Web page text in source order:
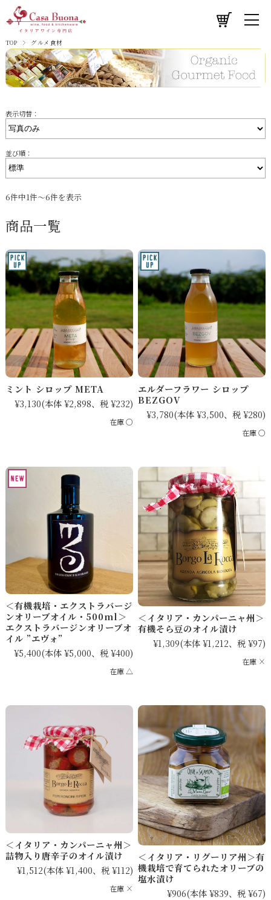
TOP グルメ食材
表示切替：
並び順：
6件中1件～6件を表示
商品一覧
ミント シロップ META
¥3,130(本体 ¥2,898、税 ¥232)
在庫 ○
エルダーフラワー シロップ
BEZGOV
¥3,780(本体 ¥3,500、税 ¥280)
在庫 ○
＜有機栽培・エクストラバージ
ンオリーブオイル・500ml＞
エクストラバージンオリーブオ
イル ”エヴォ”
¥5,400(本体 ¥5,000、税 ¥400)
在庫 △
＜イタリア・カンパーニャ州＞
有機そら豆のオイル漬け
¥1,309(本体 ¥1,212、税 ¥97)
在庫 ×
＜イタリア・カンパーニャ州＞
詰物入り唐辛子のオイル漬け
¥1,512(本体 ¥1,400、税 ¥112)
在庫 ×
＜イタリア・リグーリア州＞有
機栽培で育てられたオリーブの
塩水漬け
¥906(本体 ¥839、税 ¥67)